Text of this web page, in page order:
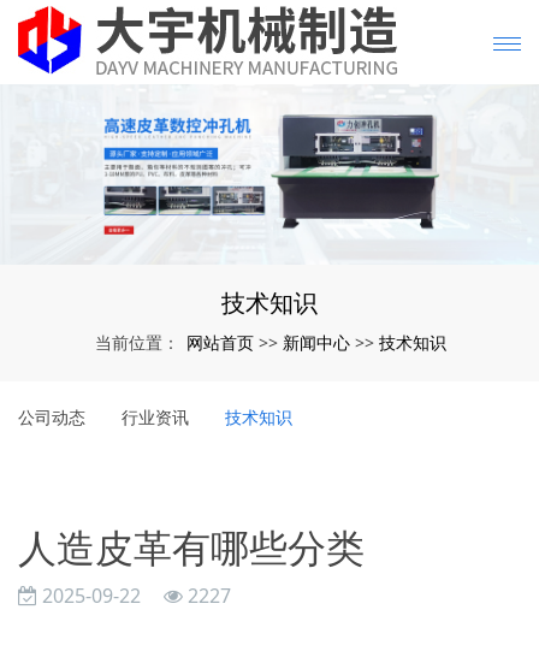
技术知识
当前位置： 网站首页 >> 新闻中心 >> 技术知识
公司动态 行业资讯 技术知识
人造皮革有哪些分类
2025-09-22 2227